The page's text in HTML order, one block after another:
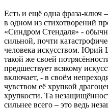
Есть и ещё одна фраза-ключ
в одном из стихотворений
«Синдром Стендаля» -
сильной, почти
человека искусством. Юрий
такой же своей
предшествует всякому
включает, - в своём
чувством её хрупкой
хрупкости. Та
сильнее всего – это ведь